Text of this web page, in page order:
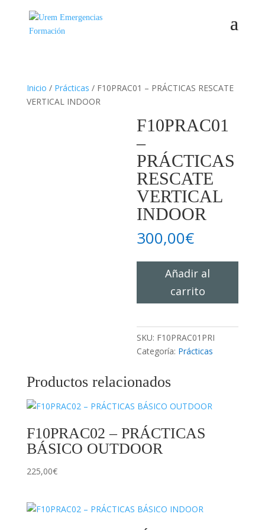
Inicio / Prácticas / F10PRAC01 – PRÁCTICAS RESCATE
VERTICAL INDOOR
F10PRAC01
–
PRÁCTICAS
RESCATE
VERTICAL
INDOOR
300,00€
F10PRAC01
PRÁCTICAS
INDOOR
cantidad
Añadir al
carrito
SKU: F10PRAC01PRI
Categoría: Prácticas
Productos relacionados
F10PRAC02 – PRÁCTICAS
BÁSICO OUTDOOR
225,00€